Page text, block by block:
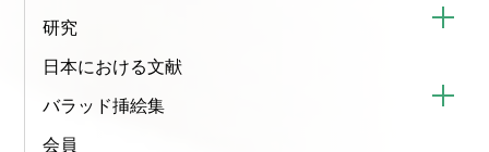
研究
日本における文献
バラッド挿絵集
会員